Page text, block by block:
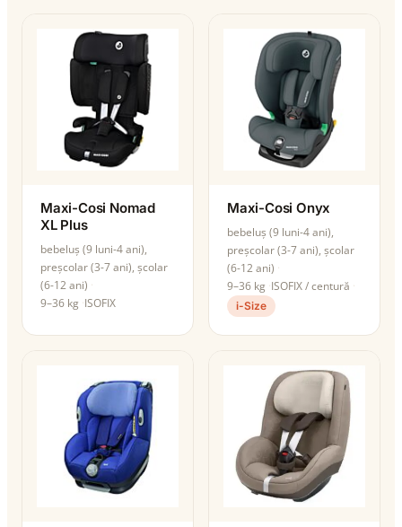
Maxi-Cosi Nomad
XL Plus
bebeluș (9 luni-4 ani),
preșcolar (3-7 ani), școlar
(6-12 ani)
9–36 kg ISOFIX
Maxi-Cosi Onyx
bebeluș (9 luni-4 ani),
preșcolar (3-7 ani), școlar
(6-12 ani)
9–36 kg ISOFIX / centură
i-Size